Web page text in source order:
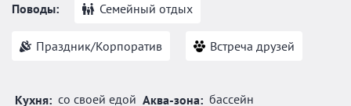
Поводы: Семейный отдых
Праздник/Корпоратив Встреча друзей
Кухня: со своей едой Аква-зона: бассейн